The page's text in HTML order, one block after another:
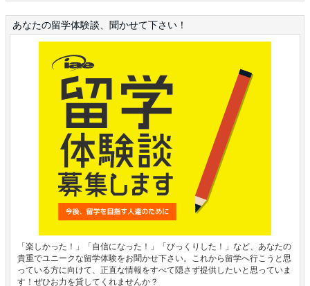
あなたの留学体験談、聞かせて下さい！
「楽しかった！」「自信になった！」「びっくりした！」など、あなたの
貴重でユニークな留学体験をお聞かせ下さい。これから留学へ行こうと思
っている方に向けて、正直な情報をすべて隠さず提供したいと思っていま
す！ぜひお力を貸してくれませんか？